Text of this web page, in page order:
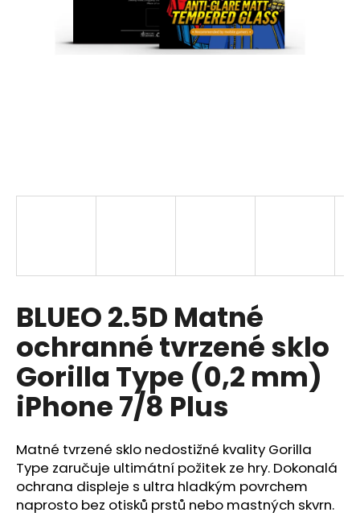
BLUEO 2.5D Matné
ochranné tvrzené sklo
Gorilla Type (0,2 mm)
iPhone 7/8 Plus
Matné tvrzené sklo nedostižné kvality Gorilla
Type zaručuje ultimátní požitek ze hry. Dokonalá
ochrana displeje s ultra hladkým povrchem
naprosto bez otisků prstů nebo mastných skvrn.
o
o
r
u
č
u
j
e
e
BLUEO
HD